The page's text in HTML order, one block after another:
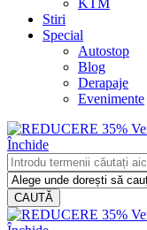
KTM
Stiri
Special
Autostop
Blog
Derapaje
Evenimente
Închide
CAUTĂ